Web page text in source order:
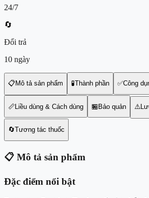
24/7
🔄
Đổi trả
10 ngày
📋 Mô tả sản phẩm 🧪Thành phần ✅Công
📏 Liều dùng & Cách dùng 🏪 Bảo quản ⚠️
🔄Tương tác thuốc
📋 Mô tả sản phẩm
Đặc điểm nổi bật